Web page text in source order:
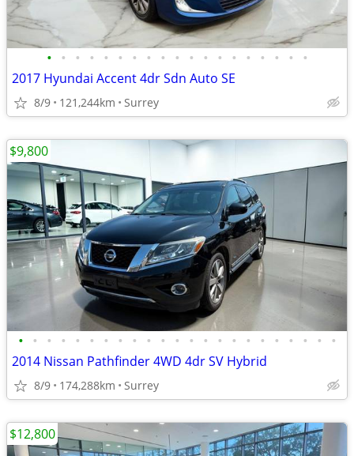
• • • • • • • • • • • • • • • • • • •
2017 Hyundai Accent 4dr Sdn Auto SE
8/9 121,244km Surrey
• • • • • • • • • • • • • • • • • • • • • • •
2014 Nissan Pathfinder 4WD 4dr SV Hybrid
8/9 174,288km Surrey
$9,800
$12,800